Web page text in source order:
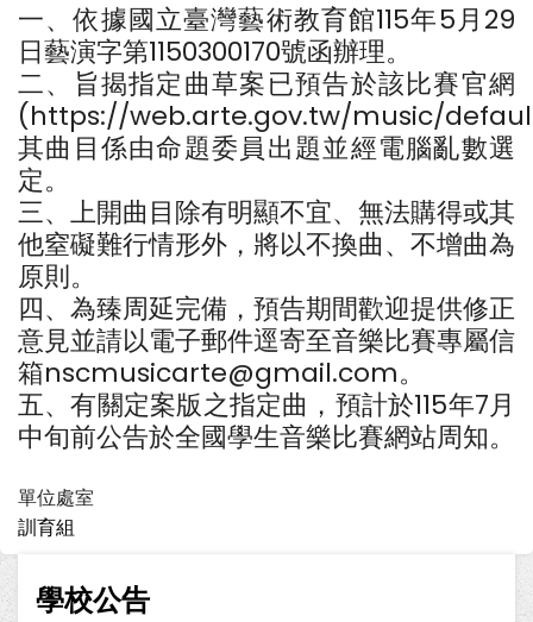
一、依據國立臺灣藝術教育館115年5月29
日藝演字第1150300170號函辦理。
二、旨揭指定曲草案已預告於該比賽官網
(https://web.arte.gov.tw/music/
其曲目係由命題委員出題並經電腦亂數選
定。
三、上開曲目除有明顯不宜、無法購得或其
他窒礙難行情形外，將以不換曲、不增曲為
原則。
四、為臻周延完備，預告期間歡迎提供修正
意見並請以電子郵件逕寄至音樂比賽專屬信
箱nscmusicarte@gmail.com。
五、有關定案版之指定曲，預計於115年7月
中旬前公告於全國學生音樂比賽網站周知。
單位處室
訓育組
學校公告